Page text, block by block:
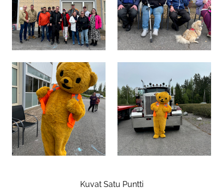
Kuvat Satu Puntti